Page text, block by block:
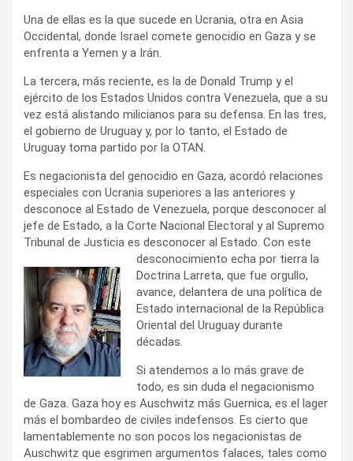
Una de ellas es la que sucede en Ucrania, otra en Asia
Occidental, donde Israel comete genocidio en Gaza y se
enfrenta a Yemen y a Irán.
La tercera, más reciente, es la de Donald Trump y el
ejército de los Estados Unidos contra Venezuela, que a su
vez está alistando milicianos para su defensa. En las tres,
el gobierno de Uruguay y, por lo tanto, el Estado de
Uruguay toma partido por la OTAN.
Es negacionista del genocidio en Gaza, acordó relaciones
especiales con Ucrania superiores a las anteriores y
desconoce al Estado de Venezuela, porque desconocer al
jefe de Estado, a la Corte Nacional Electoral y al Supremo
Tribunal de Justicia es desconocer al Estado. Con este
desconocimiento echa por tierra la
Doctrina Larreta, que fue orgullo,
avance, delantera de una política de
Estado internacional de la República
Oriental del Uruguay durante
décadas.
Si atendemos a lo más grave de
todo, es sin duda el negacionismo
de Gaza. Gaza hoy es Auschwitz más Guernica, es el lager
más el bombardeo de civiles indefensos. Es cierto que
lamentablemente no son pocos los negacionistas de
Auschwitz que esgrimen argumentos falaces, tales como